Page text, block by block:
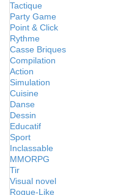
Tactique
Party Game
Point & Click
Rythme
Casse Briques
Compilation
Action
Simulation
Cuisine
Danse
Dessin
Educatif
Sport
Inclassable
MMORPG
Tir
Visual novel
Rogue-Like